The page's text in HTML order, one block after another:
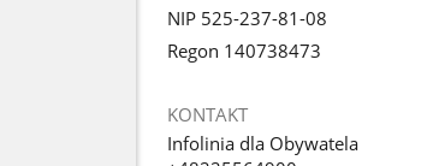
NIP 525-237-81-08
Regon 140738473
KONTAKT
Infolinia dla Obywatela